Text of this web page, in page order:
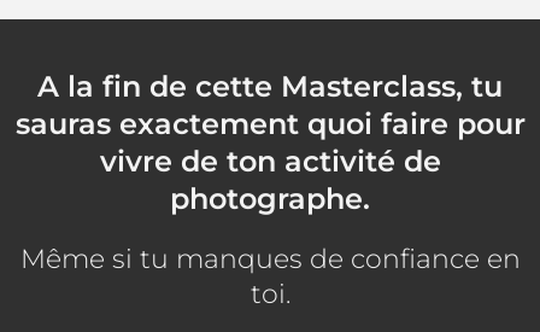
A la fin de cette Masterclass, tu
sauras exactement quoi faire pour
vivre de ton activité de
photographe.
Même si tu manques de confiance en
toi.